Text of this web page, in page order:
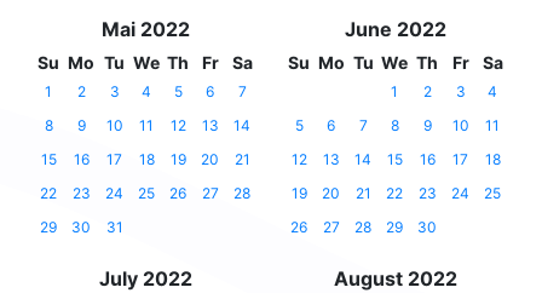
Mai 2022
Su Mo Tu We Th Fr Sa
1 2 3 4 5 6
7
8
9 10 11 12 13
14
15
16 17 18 19 20
21
22
23 24 25 26 27
28
29
30 31
June 2022
Su Mo Tu We Th Fr Sa
1 2 3
4
5
6 7 8 9 10
11
12
13 14 15 16 17
18
19
20 21 22 23 24
25
26
27 28 29 30
July 2022 August 2022